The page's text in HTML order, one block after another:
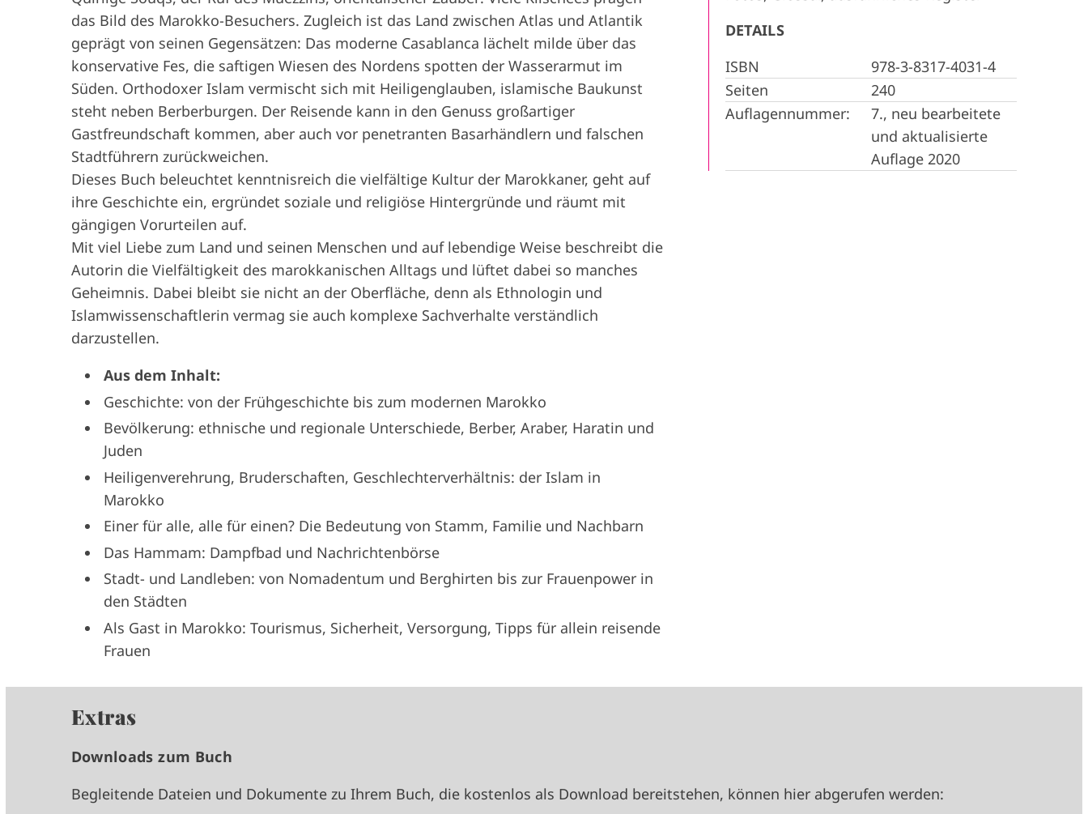
das Bild des Marokko-Besuchers. Zugleich ist das Land zwischen Atlas und Atlantik
geprägt von seinen Gegensätzen: Das moderne Casablanca lächelt milde über das
konservative Fes, die saftigen Wiesen des Nordens spotten der Wasserarmut im
Süden. Orthodoxer Islam vermischt sich mit Heiligenglauben, islamische Baukunst
steht neben Berberburgen. Der Reisende kann in den Genuss großartiger
Gastfreundschaft kommen, aber auch vor penetranten Basarhändlern und falschen
Stadtführern zurückweichen.
Dieses Buch beleuchtet kenntnisreich die vielfältige Kultur der Marokkaner, geht auf
ihre Geschichte ein, ergründet soziale und religiöse Hintergründe und räumt mit
gängigen Vorurteilen auf.
Mit viel Liebe zum Land und seinen Menschen und auf lebendige Weise beschreibt die
Autorin die Vielfältigkeit des marokkanischen Alltags und lüftet dabei so manches
Geheimnis. Dabei bleibt sie nicht an der Oberfläche, denn als Ethnologin und
Islamwissenschaftlerin vermag sie auch komplexe Sachverhalte verständlich
darzustellen.
Aus dem Inhalt:
Geschichte: von der Frühgeschichte bis zum modernen Marokko
Bevölkerung: ethnische und regionale Unterschiede, Berber, Araber, Haratin und
Juden
Heiligenverehrung, Bruderschaften, Geschlechterverhältnis: der Islam in
Marokko
Einer für alle, alle für einen? Die Bedeutung von Stamm, Familie und Nachbarn
Das Hammam: Dampfbad und Nachrichtenbörse
Stadt- und Landleben: von Nomadentum und Berghirten bis zur Frauenpower in
den Städten
Als Gast in Marokko: Tourismus, Sicherheit, Versorgung, Tipps für allein reisende
Frauen
DETAILS
ISBN
978-3-8317-4031-4
Seiten
240
Auflagennummer:
7., neu bearbeitete
und aktualisierte
Auflage 2020
Extras
Downloads zum Buch
Begleitende Dateien und Dokumente zu Ihrem Buch, die kostenlos als Download bereitstehen, können hier abgerufen werden: